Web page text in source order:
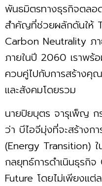
พันธมิตรทางธุรกิจตล
สำคัญที่ช่วยผลักดันให้
Carbon Neutrality ภ
ภายในปี 2060 เราพร้
ควบคู่ไปกับการสร้างคุ
และสังคมโดยรวม
นายปิยบุตร จารุเพ็ญ ก
ว่า บีไอจีมุ่งที่จะสร้างก
(Energy Transition)
กลยุทธ์การดำเนินธุรกิ
Future โดยไม่เพียงแต่